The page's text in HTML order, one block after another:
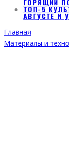
ГОРЯЩИЙ
ТОП-5
АВГУСТЕ И
Главная
Материалы и